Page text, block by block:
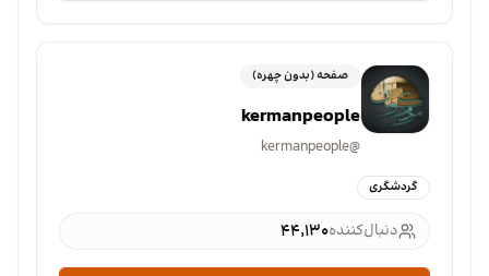
صفحه (بدون چهره)
kermanpeople
@
kermanpeople
گردشگری
دنبال‌کننده۴۴٬۱۳۰